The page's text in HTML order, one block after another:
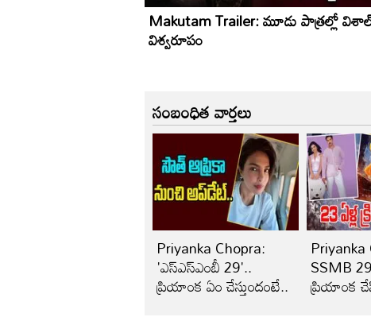
Makutam Trailer: మూడు పాత్రల్లో
విశ్వరూపం
సంబంధిత వార్తలు
Priyanka Chopra:
'ఎస్‌ఎస్‌ఎంబీ 29'..
ప్రియాంక ఏం చేస్తుందంటే..
SSMB
ప్రియాంక
సినిమా